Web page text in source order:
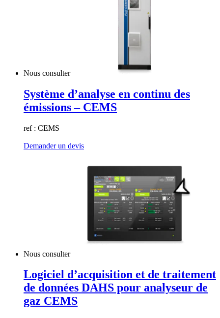
Nous consulter
Système d’analyse en continu des
émissions – CEMS
ref : CEMS
Demander un devis
Nous consulter
Logiciel d’acquisition et de traitement
de données DAHS pour analyseur de
gaz CEMS